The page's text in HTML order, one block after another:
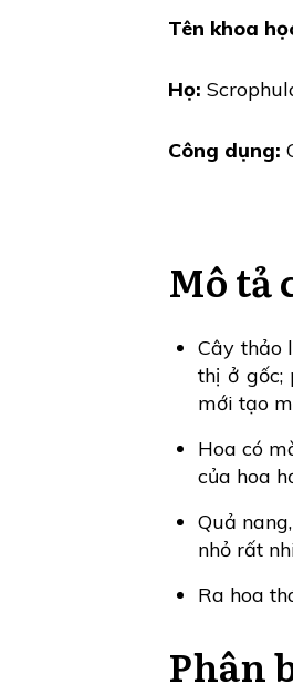
Tên khoa
Họ:
Công dụng:
Mô tả
Cây thảo
thị ở gốc;
mới tạo
Hoa có
của hoa
Quả
nhỏ rất
Ra hoa
Phân